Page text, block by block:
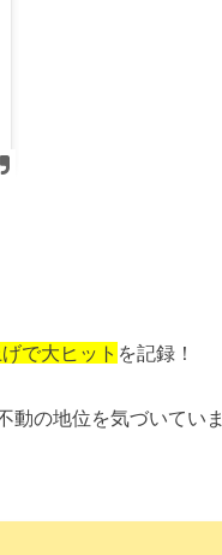
で大ヒット を記録！
動の地位を気づいていま